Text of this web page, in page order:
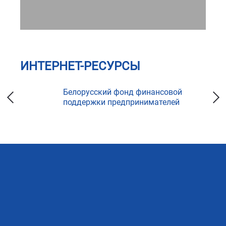
ИНТЕРНЕТ-РЕСУРСЫ
Белорусский фонд финансовой
поддержки предпринимателей